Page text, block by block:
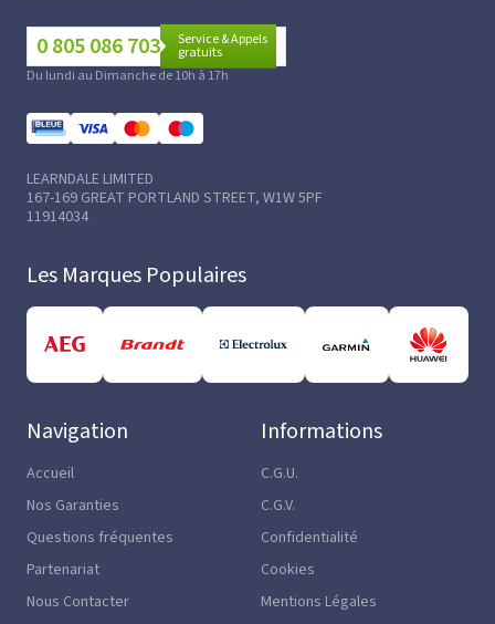
0 805 086 703 Service & Appels
gratuits
Du lundi au Dimanche de 10h à 17h
LEARNDALE LIMITED
167-169 GREAT PORTLAND STREET, W1W 5PF
11914034
Les Marques Populaires
Navigation
Accueil
Nos Garanties
Questions fréquentes
Partenariat
Nous Contacter
Informations
C.G.U.
C.G.V.
Confidentialité
Cookies
Mentions Légales